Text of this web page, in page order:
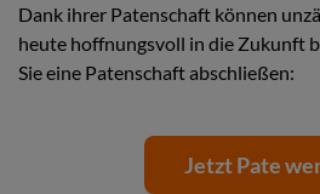
Dank ihrer Patenschaft können
heute hoffnungsvoll in die Zukunft
Sie eine Patenschaft abschließen:
Jetzt Pate